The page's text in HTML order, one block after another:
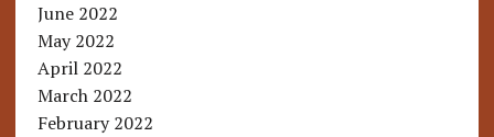
June 2022
May 2022
April 2022
March 2022
February 2022